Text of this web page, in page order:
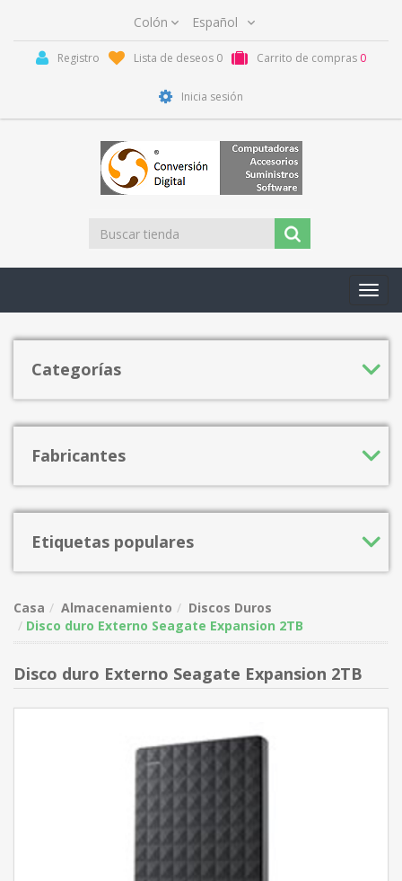
Registro Lista de deseos 0 Carrito de compras 0
Inicia sesión
Categorías
Fabricantes
Etiquetas populares
Casa Almacenamiento
Discos Duros
Disco duro Externo Seagate Expansion 2TB
Disco duro Externo Seagate Expansion 2TB